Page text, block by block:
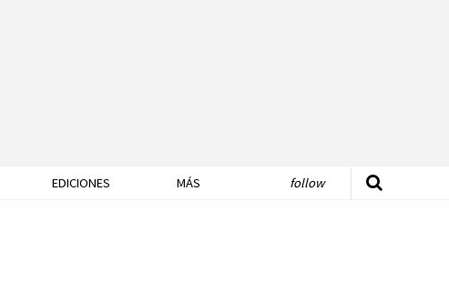
EDICIONES MÁS follow